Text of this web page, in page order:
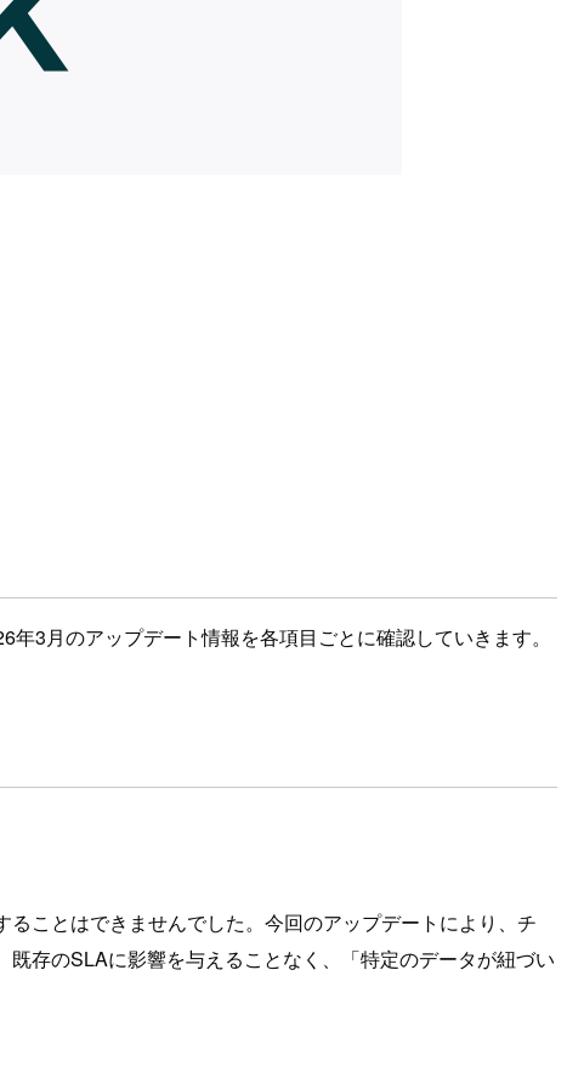
3月のアップデート情報を各項目ごとに確認していきます。
ことはできませんでした。今回のアップデートにより、チ
存のSLAに影響を与えることなく、「特定のデータが紐づい